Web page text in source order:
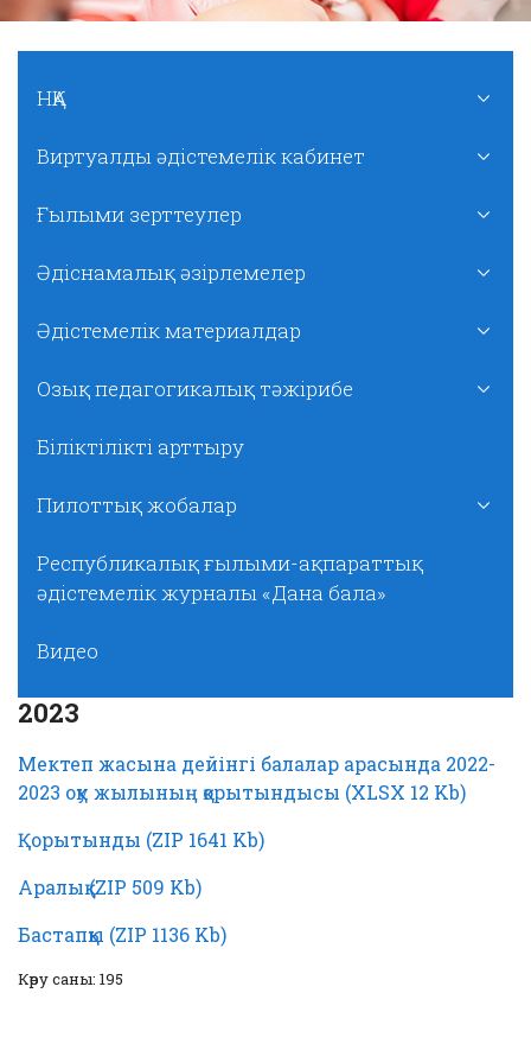
НҚА
Виртуалды әдістемелік кабинет
Ғылыми зерттеулер
Әдіснамалық әзірлемелер
Әдістемелік материалдар
Озық педагогикалық тәжірибе
Біліктілікті арттыру
Пилоттық жобалар
Республикалық ғылыми-ақпараттық
әдістемелік журналы «Дана бала»
Видео
2023
Мектеп жасына дейінгі балалар арасында 2022-
2023 оқу жылының қорытындысы (XLSX 12 Kb)
Қорытынды (ZIP 1641 Kb)
Аралық (ZIP 509 Kb)
Бастапқы (ZIP 1136 Kb)
Көру саны: 195